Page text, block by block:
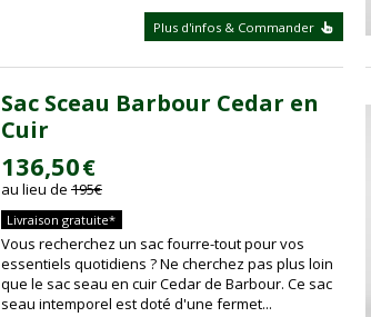
Plus d'infos & Commander
Sac Sceau Barbour Cedar en
Cuir
136,50€
au lieu de 195€
Livraison gratuite*
Vous recherchez un sac fourre-tout pour vos
essentiels quotidiens ? Ne cherchez pas plus loin
que le sac seau en cuir Cedar de Barbour. Ce sac
seau intemporel est doté d'une fermet...